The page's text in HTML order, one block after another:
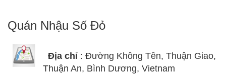
Quán Nhậu Số Đỏ
Địa chỉ : Đường Không Tên, Thuận Giao,
Thuận An, Bình Dương, Vietnam